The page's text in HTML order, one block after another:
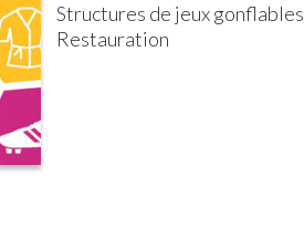
Structures de jeux
Restauration